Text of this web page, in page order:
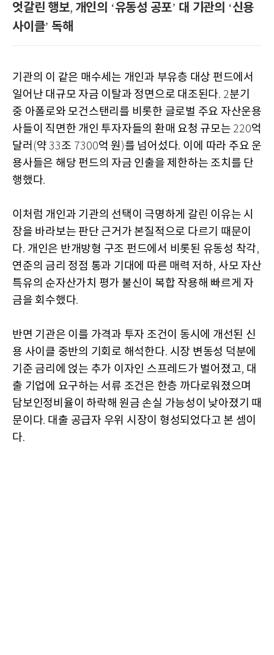
엇갈린 행보, 개인의 ‘유동성 공포’ 대 기관의 ‘신용
사이클’ 독해
기관의 이 같은 매수세는 개인과 부유층 대상 펀드에서
일어난 대규모 자금 이탈과 정면으로 대조된다. 2분기
중 아폴로와 모건스탠리를 비롯한 글로벌 주요 자산운용
사들이 직면한 개인 투자자들의 환매 요청 규모는 220억
달러 (약 33조 7300억 원 )를 넘어섰다. 이에 따라 주요 운
용사들은 해당 펀드의 자금 인출을 제한하는 조치를 단
행했다.
이처럼 개인과 기관의 선택이 극명하게 갈린 이유는 시
장을 바라보는 판단 근거가 본질적으로 다르기 때문이
다. 개인은 반개방형 구조 펀드에서 비롯된 유동성 착각,
연준의 금리 정점 통과 기대에 따른 매력 저하, 사모 자산
특유의 순자산가치 평가 불신이 복합 작용해 빠르게 자
금을 회수했다.
반면 기관은 이를 가격과 투자 조건이 동시에 개선된 신
용 사이클 중반의 기회로 해석한다. 시장 변동성 덕분에
기준 금리에 얹는 추가 이자인 스프레드가 벌어졌고, 대
출 기업에 요구하는 서류 조건은 한층 까다로워졌으며
담보인정비율이 하락해 원금 손실 가능성이 낮아졌기 때
문이다. 대출 공급자 우위 시장이 형성되었다고 본 셈이
다.